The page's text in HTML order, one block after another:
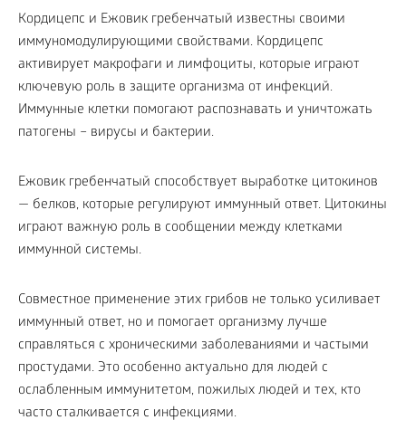
Кордицепс и Ежовик гребенчатый известны своими
иммуномодулирующими свойствами. Кордицепс
активирует макрофаги и лимфоциты, которые играют
ключевую роль в защите организма от инфекций.
Иммунные клетки помогают распознавать и уничтожать
патогены – вирусы и бактерии.
Ежовик гребенчатый способствует выработке цитокинов
— белков, которые регулируют иммунный ответ. Цитокины
играют важную роль в сообщении между клетками
иммунной системы.
Совместное применение этих грибов не только усиливает
иммунный ответ, но и помогает организму лучше
справляться с хроническими заболеваниями и частыми
простудами. Это особенно актуально для людей с
ослабленным иммунитетом, пожилых людей и тех, кто
часто сталкивается с инфекциями.